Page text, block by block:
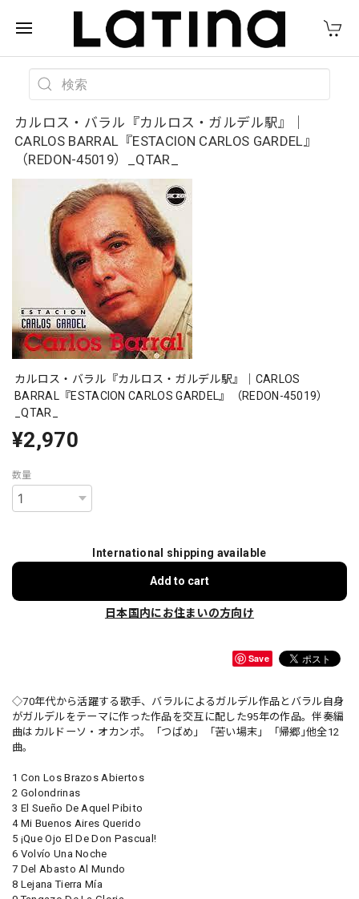
カルロス・バラル『カルロス・ガルデル駅』｜
CARLOS BARRAL『ESTACION CARLOS GARDEL』
（REDON-45019）_QTAR_
カルロス・バラル『カルロス・ガルデル駅』｜CARLOS
BARRAL『ESTACION CARLOS GARDEL』（REDON-45019）
_QTAR_
¥2,970
数量
International shipping available
Add to cart
日本国内にお住まいの方向け
Save
◇70年代から活躍する歌手、バラルによるガルデル作品とバラル自身
がガルデルをテーマに作った作品を交互に配した95年の作品。伴奏編
曲はカルドーソ・オカンポ。「つばめ」「苦い場末」「帰郷｣他全12
曲。
1 Con Los Brazos Abiertos
2 Golondrinas
3 El Sueño De Aquel Pibito
4 Mi Buenos Aires Querido
5 ¡Que Ojo El De Don Pascual!
6 Volvío Una Noche
7 Del Abasto Al Mundo
8 Lejana Tierra Mía